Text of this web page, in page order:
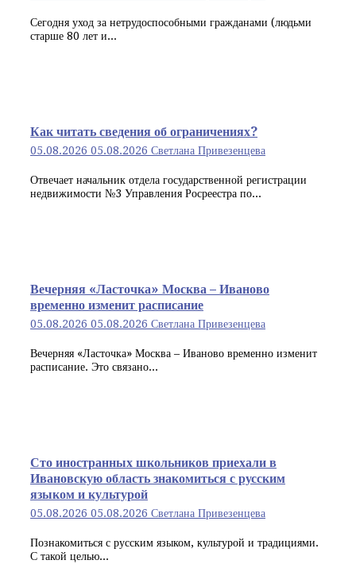
Сегодня уход за нетрудоспособными гражданами (людьми
старше 80 лет и...
Как читать сведения об ограничениях?
05.08.2026 05.08.2026 Светлана Привезенцева
Отвечает начальник отдела государственной регистрации
недвижимости №3 Управления Росреестра по...
Вечерняя «Ласточка» Москва – Иваново
временно изменит расписание
05.08.2026 05.08.2026 Светлана Привезенцева
Вечерняя «Ласточка» Москва – Иваново временно изменит
расписание. Это связано...
Сто иностранных школьников приехали в
Ивановскую область знакомиться с русским
языком и культурой
05.08.2026 05.08.2026 Светлана Привезенцева
Познакомиться с русским языком, культурой и традициями.
С такой целью...